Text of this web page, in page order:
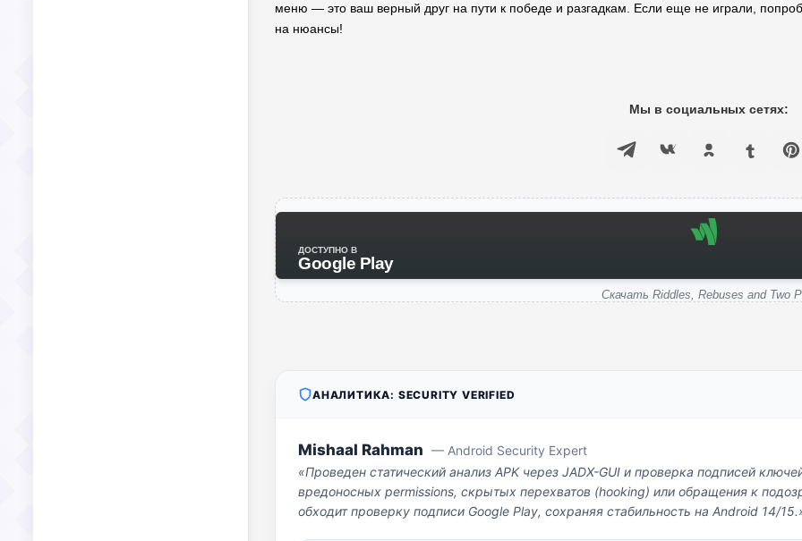
меню — это ваш верный друг на пути к победе и разгадкам. Если еще не играли,
на нюансы!
Мы в социальных сетях:
ДОСТУПНО В
Google Play
Скачать Riddles, Rebuses and Two
АНАЛИТИКА: SECURITY VERIFIED
Mishaal Rahman — Android Security Expert
«Проведен статический анализ APK через JADX-GUI и проверка подписей
вредоносных permissions, скрытых перехватов (hooking) или обращения к
обходит проверку подписи Google Play, сохраняя стабильность на Android 14/